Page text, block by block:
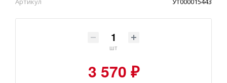
шт
3 570 ₽